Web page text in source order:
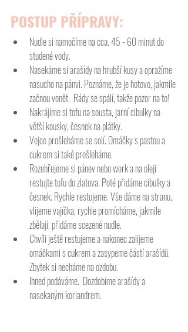
POSTUP PŘÍPRAVY:
Nudle si namočíme na cca. 45 - 60 minut do
studené vody.
Nasekáme si arašídy na hrubší kusy a opražíme
nasucho na pánvi. Poznáme, že je hotovo, jakmile
začnou vonět.  Rády se spálí, takže pozor na to!
Nakrájíme si tofu na sousta, jarní cibulky na
větší kousky, česnek na plátky.
Vejce prošleháme se solí. Omáčky s pastou a
cukrem si také prošleháme.
Rozehřejeme si pánev nebo work a na oleji
restujte tofu do zlatova. Poté přidáme cibulky a
česnek. Rychle restujeme. Vše dáme na stranu,
vlijeme vajíčka, rychle promícháme, jakmile
zbělají, přidáme scezené nudle.
Chvíli ještě restujeme a nakonec zalijeme
omáčkami s cukrem a zasypeme částí arašídů.
Zbytek si necháme na ozdobu.
Ihned podáváme.  Dozdobíme arašídy a
nasekaným koriandrem.